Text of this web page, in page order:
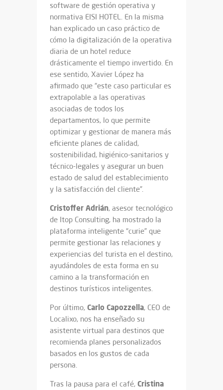
software de gestión operativa y
normativa EISI HOTEL. En la misma
han explicado un caso práctico de
cómo la digitalización de la operativa
diaria de un hotel reduce
drásticamente el tiempo invertido. En
ese sentido, Xavier López ha
afirmado que “este caso particular es
extrapolable a las operativas
asociadas de todos los
departamentos, lo que permite
optimizar y gestionar de manera más
eficiente planes de calidad,
sostenibilidad, higiénico-sanitarios y
técnico-legales y asegurar un buen
estado de salud del establecimiento
y la satisfacción del cliente”.
Cristoffer Adrián, asesor tecnológico
de Itop Consulting, ha mostrado la
plataforma inteligente “curie” que
permite gestionar las relaciones y
experiencias del turista en el destino,
ayudándoles de esta forma en su
camino a la transformación en
destinos turísticos inteligentes.
Por último, Carlo Capozzella, CEO de
Localixo, nos ha enseñado su
asistente virtual para destinos que
recomienda planes personalizados
basados en los gustos de cada
persona.
Tras la pausa para el café, Cristina